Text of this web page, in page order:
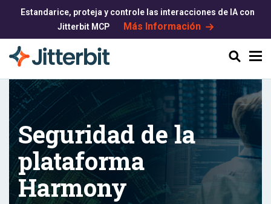
Buscar
Estandarice, proteja y controle las interacciones de IA con
Jitterbit MCP
Más Información
Seguridad de la
plataforma
Harmony